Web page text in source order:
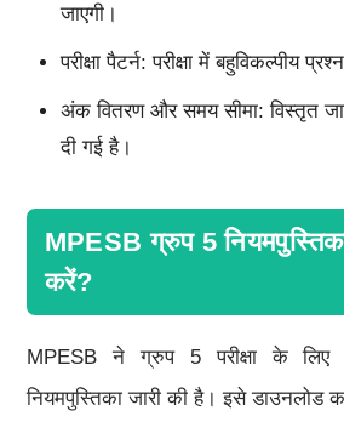
जाएगी।
परीक्षा पैटर्न: परीक्षा में बहुविकल्पीय
अंक वितरण और समय सीमा: विस्तृत
दी गई है।
MPESB ग्रुप 5
करें?
MPESB ने ग्रुप 5 परीक्षा के लिए
नियमपुस्तिका जारी की है। इसे डाउनलोड